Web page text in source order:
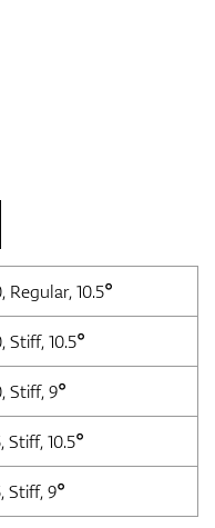
Regular, 10.5°
Stiff, 10.5°
Stiff, 9°
Stiff, 10.5°
Stiff, 9°